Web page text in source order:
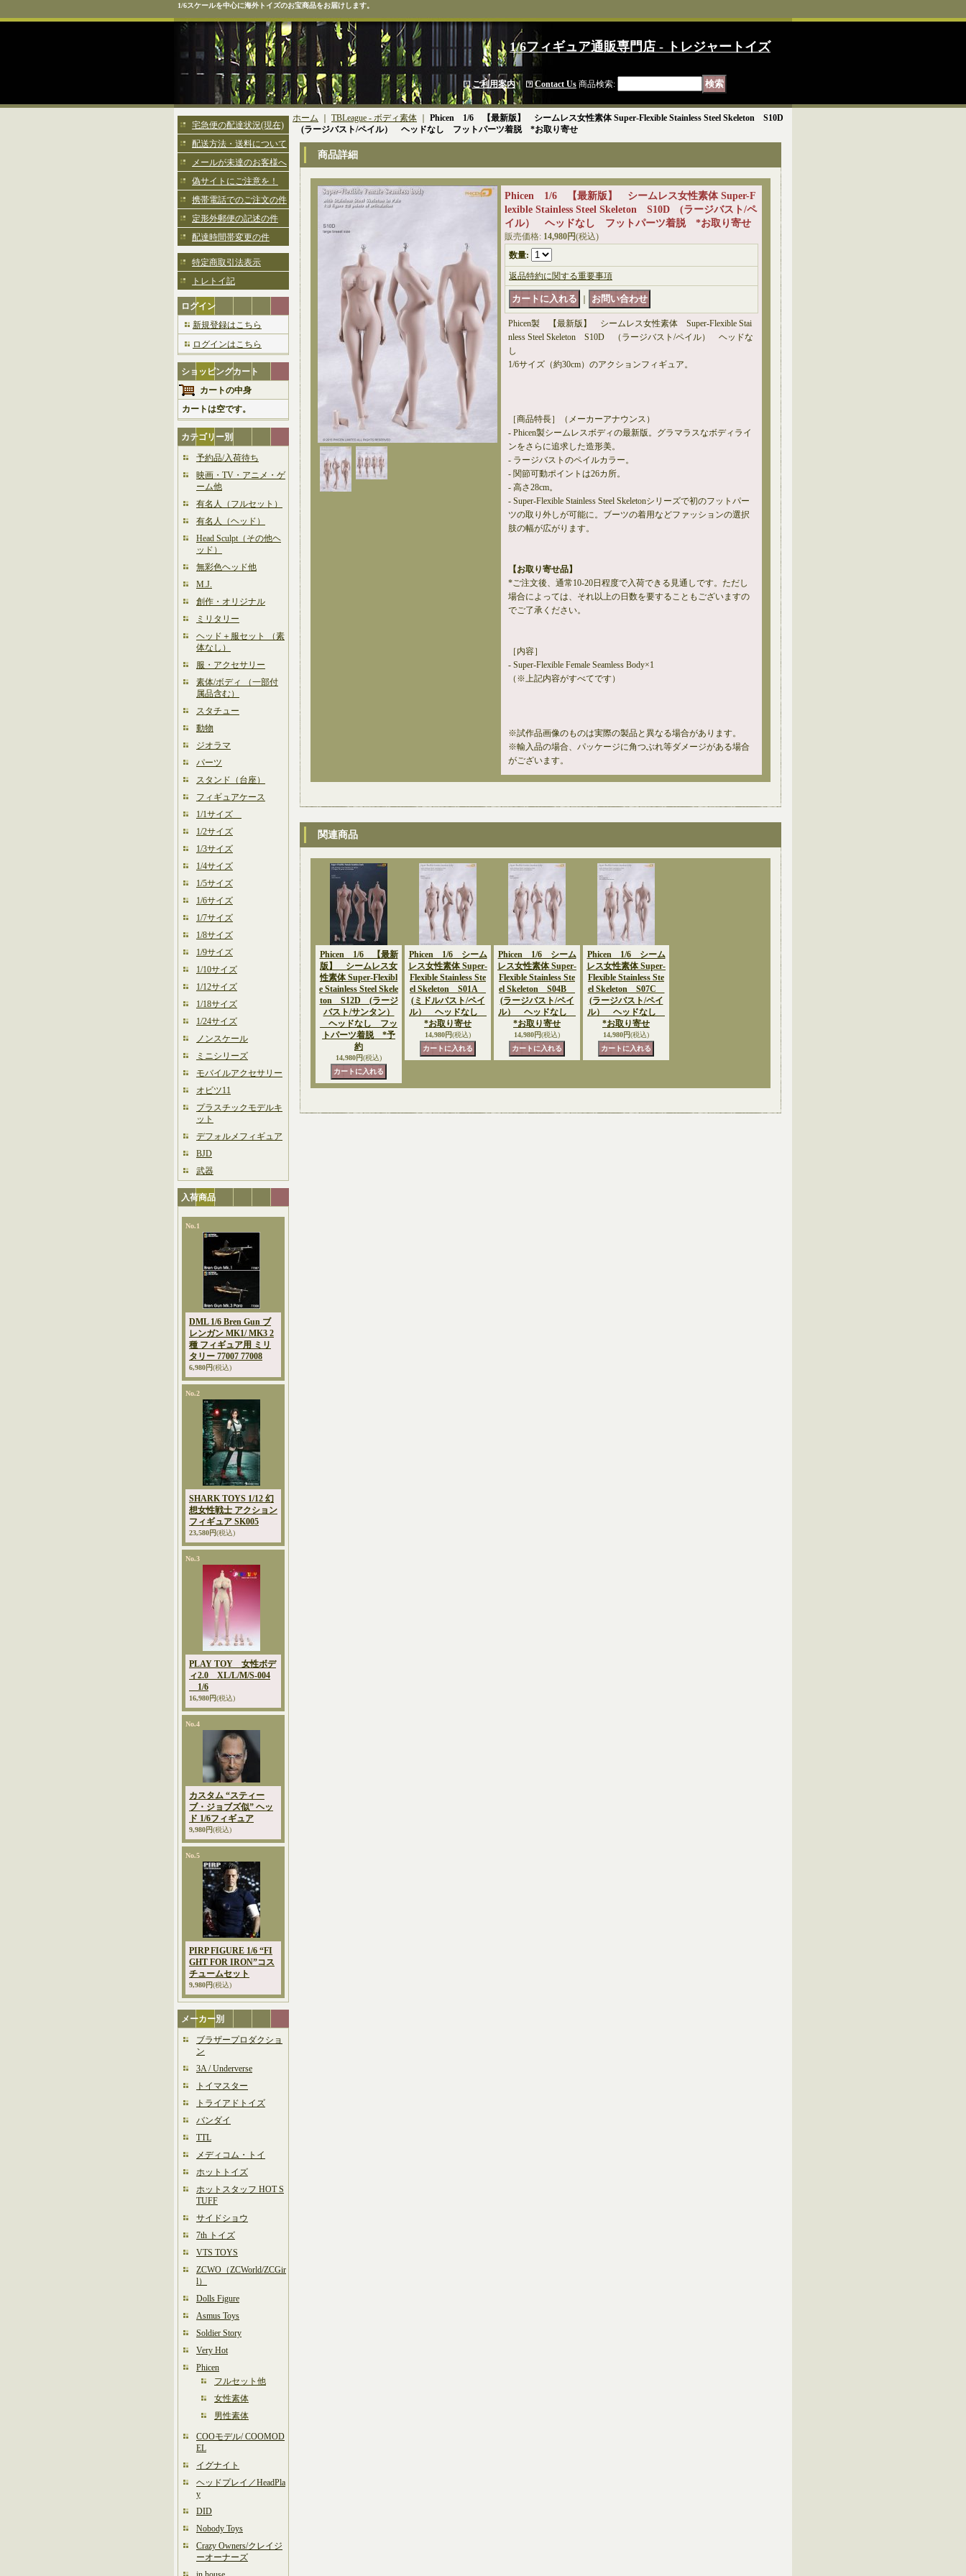
1/6スケールを中心に海外トイズのお宝商品をお届けします。
1/6フィギュア通販専門店 - トレジャートイズ
ご利用案内｜ Contact Us 商品検索:
宅急便の配達状況(現在)
配送方法・送料について
メールが未達のお客様へ
偽サイトにご注意を！
携帯電話でのご注文の件
定形外郵便の記述の件
配達時間帯変更の件
特定商取引法表示
トレトイ記
ログイン
新規登録はこちら
ログインはこちら
ショッピングカート
カートの中身
カートは空です。
カテゴリー別
予約品/入荷待ち
映画・TV・アニメ・ゲ
ーム他
有名人（フルセット）
有名人（ヘッド）
Head Sculpt（その他ヘ
ッド）
無彩色ヘッド他
M.J.
創作・オリジナル
ミリタリー
ヘッド＋服セット （素
体なし）
服・アクセサリー
素体/ボディ （一部付
属品含む）
スタチュー
動物
ジオラマ
パーツ
スタンド（台座）
フィギュアケース
1/1サイズ
1/2サイズ
1/3サイズ
1/4サイズ
1/5サイズ
1/6サイズ
1/7サイズ
1/8サイズ
1/9サイズ
1/10サイズ
1/12サイズ
1/18サイズ
1/24サイズ
ノンスケール
ミニシリーズ
モバイルアクセサリー
オビツ11
プラスチックモデルキ
ット
デフォルメフィギュア
BJD
武器
入荷商品
No.1
DML 1/6 Bren Gun ブ
レンガン MK1/ MK3 2
種 フィギュア用 ミリ
タリー 77007 77008
6,980円(税込)
No.2
SHARK TOYS 1/12 幻
想女性戦士 アクション
フィギュア SK005
23,580円(税込)
No.3
PLAY TOY 女性ボデ
ィ2.0 XL/L/M/S-004
1/6
16,980円(税込)
No.4
カスタム “スティー
ブ・ジョブズ似” ヘッ
ド 1/6フィギュア
9,980円(税込)
No.5
PIRP FIGURE 1/6 “FI
GHT FOR IRON”コス
チュームセット
9,980円(税込)
メーカー別
ブラザープロダクショ
ン
3A / Underverse
トイマスター
トライアドトイズ
バンダイ
TTL
メディコム・トイ
ホットトイズ
ホットスタッフ HOT S
TUFF
サイドショウ
7th トイズ
VTS TOYS
ZCWO（ZCWorld/ZCGir
l）
Dolls Figure
Asmus Toys
Soldier Story
Very Hot
Phicen
フルセット他
女性素体
男性素体
COOモデル/ COOMOD
EL
イグナイト
ヘッドプレイ／HeadPla
y
DID
Nobody Toys
Crazy Owners/クレイジ
ーオーナーズ
ホーム TBLeague - ボディ素体
Phicen 1/6 【最新版】 シームレス女性素体 Super-Flexible Stainless Steel Skeleton S10D
(ラージバスト/ペイル） ヘッドなし フットパーツ着脱 *お取り寄せ
商品詳細
Phicen 1/6 【最新版】 シームレス女性素体 Super-F
lexible Stainless Steel Skeleton S10D (ラージバスト/ペ
イル） ヘッドなし フットパーツ着脱 *お取り寄せ
販売価格: 14,980円(税込)
数量:
返品特約に関する重要事項
Phicen製 【最新版】 シームレス女性素体 Super-Flexible Stai
nless Steel Skeleton S10D （ラージバスト/ペイル） ヘッドな
し
1/6サイズ（約30cm）のアクションフィギュア。
［商品特長］（メーカーアナウンス）
- Phicen製シームレスボディの最新版。グラマラスなボディライ
ンをさらに追求した造形美。
- ラージバストのペイルカラー。
- 関節可動ポイントは26カ所。
- 高さ28cm。
- Super-Flexible Stainless Steel Skeletonシリーズで初のフットパー
ツの取り外しが可能に。ブーツの着用などファッションの選択
肢の幅が広がります。
【お取り寄せ品】
*ご注文後、通常10-20日程度で入荷できる見通しです。ただし
場合によっては、それ以上の日数を要することもございますの
でご了承ください。
［内容］
- Super-Flexible Female Seamless Body×1
（※上記内容がすべてです）
※試作品画像のものは実際の製品と異なる場合があります。
※輸入品の場合、パッケージに角つぶれ等ダメージがある場合
がございます。
関連商品
Phicen 1/6 【最新
版】 シームレス女
性素体 Super-Flexibl
e Stainless Steel Skele
ton S12D (ラージ
バスト/サンタン）
ヘッドなし フッ
トパーツ着脱 *予
約
14,980円(税込)
Phicen 1/6 シーム
レス女性素体 Super-
Flexible Stainless Ste
el Skeleton S01A
(ミドルバスト/ペイ
ル） ヘッドなし
*お取り寄せ
14,980円(税込)
Phicen 1/6 シーム
レス女性素体 Super-
Flexible Stainless Ste
el Skeleton S04B
(ラージバスト/ペイ
ル） ヘッドなし
*お取り寄せ
14,980円(税込)
Phicen 1/6 シーム
レス女性素体 Super-
Flexible Stainless Ste
el Skeleton S07C
(ラージバスト/ペイ
ル） ヘッドなし
*お取り寄せ
14,980円(税込)